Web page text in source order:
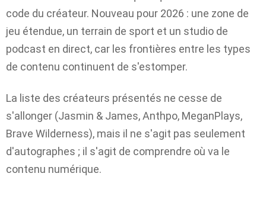
code du créateur. Nouveau pour 2026 : une zone de
jeu étendue, un terrain de sport et un studio de
podcast en direct, car les frontières entre les types
de contenu continuent de s'estomper.
La liste des créateurs présentés ne cesse de
s'allonger (Jasmin & James, Anthpo, MeganPlays,
Brave Wilderness), mais il ne s'agit pas seulement
d'autographes ; il s'agit de comprendre où va le
contenu numérique.